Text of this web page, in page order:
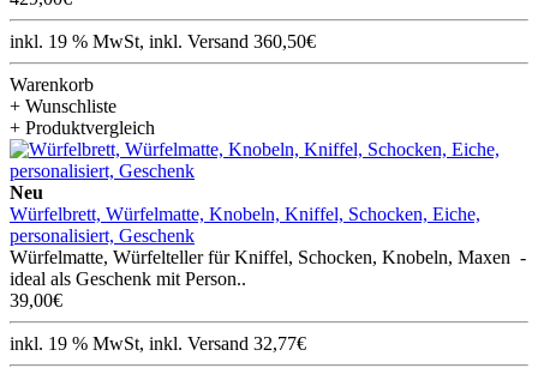
inkl. 19 % MwSt, inkl. Versand 360,50€
Warenkorb
+ Wunschliste
+ Produktvergleich
Neu
Würfelbrett, Würfelmatte, Knobeln, Kniffel, Schocken, Eiche,
personalisiert, Geschenk
Würfelmatte, Würfelteller für Kniffel, Schocken, Knobeln, Maxen -
ideal als Geschenk mit Person..
39,00€
inkl. 19 % MwSt, inkl. Versand 32,77€